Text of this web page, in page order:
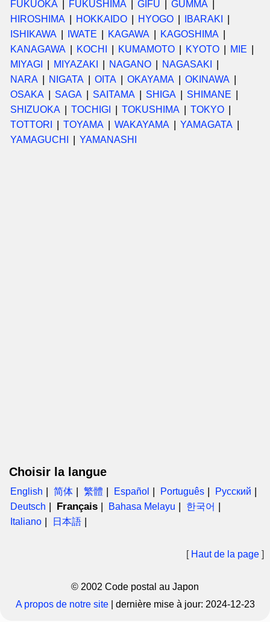
FUKUOKA
FUKUSHIMA GIFU
GUMMA
HIROSHIMA
HOKKAIDO HYOGO
IBARAKI
ISHIKAWA
IWATE KAGAWA
KAGOSHIMA
KANAGAWA
KOCHI KUMAMOTO KYOTO
MIE
MIYAGI
MIYAZAKI NAGANO
NAGASAKI
NARA
NIGATA OITA OKAYAMA
OKINAWA
OSAKA
SAGA SAITAMA SHIGA
SHIMANE
SHIZUOKA
TOCHIGI TOKUSHIMA
TOKYO
TOTTORI
TOYAMA WAKAYAMA
YAMAGATA
YAMAGUCHI
YAMANASHI
Choisir la langue
English 简体 繁體 Español Português
Русский
Deutsch
Français Bahasa Melayu
한국어
Italiano
日本語
[ Haut de la page ]
© 2002 Code postal au Japon
A propos de notre site| dernière mise à jour: 2024-12-23